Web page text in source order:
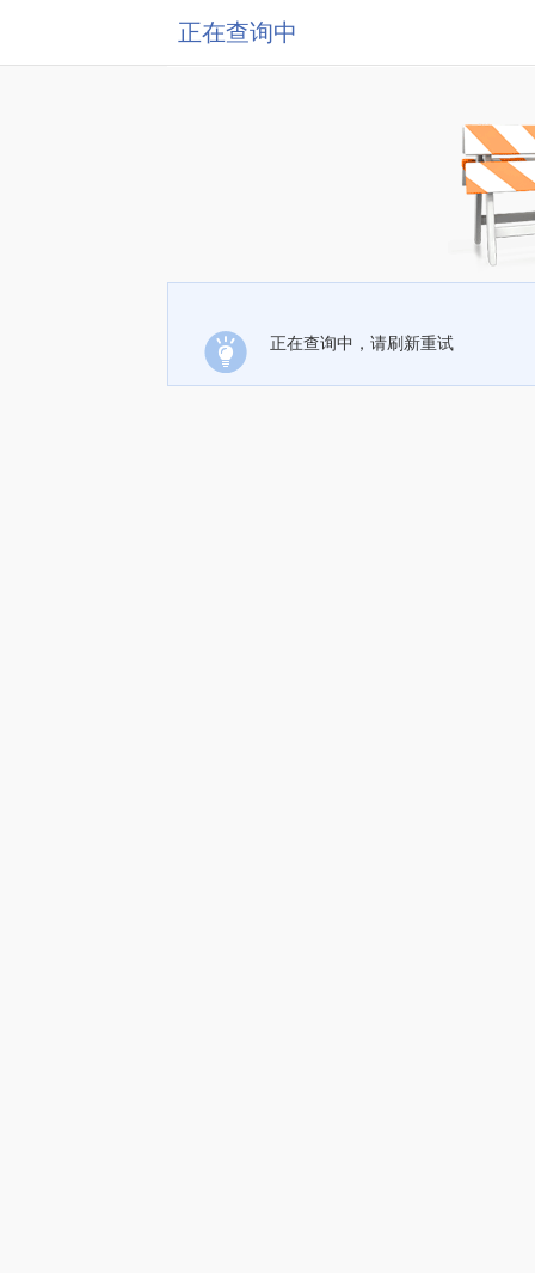
正在查询中
正在查询中，请刷新重试